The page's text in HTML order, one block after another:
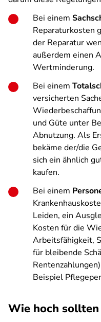
Bei einem
Reparaturkosten
der Reparatur
außerdem einen
Wertminderung.
Bei einem
versicherten
und Güte unter
Abnutzung. Als
bekäme der/die
sich ein ähnlich
kaufen.
Bei einem
Leiden, ein
Kosten für die
Arbeitsfähigkeit,
für bleibende
Beispiel
Wie hoch sollten